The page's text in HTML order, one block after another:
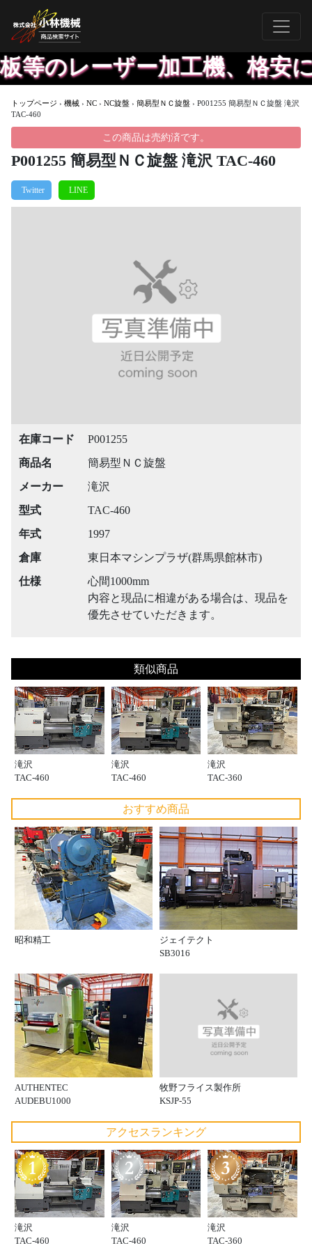
ーザー加工機、格安に
トップページ › 機械 › NC › NC旋盤 › 簡易型ＮＣ旋盤 › P001255 簡易型ＮＣ旋盤 滝沢
TAC-460
この商品は売約済です。
P001255 簡易型ＮＣ旋盤 滝沢 TAC-460
在庫コード
P001255
商品名
簡易型ＮＣ旋盤
メーカー
滝沢
型式
TAC-460
年式
1997
倉庫
東日本マシンプラザ(群馬県館林市)
仕様
心間1000mm
内容と現品に相違がある場合は、現品を
優先させていただきます。
類似商品
滝沢
TAC-460
滝沢
TAC-460
滝沢
TAC-360
おすすめ商品
昭和精工
ジェイテクト
SB3016
AUTHENTEC
AUDEBU1000
牧野フライス製作所
KSJP-55
アクセスランキング
滝沢
TAC-460
滝沢
TAC-460
滝沢
TAC-360